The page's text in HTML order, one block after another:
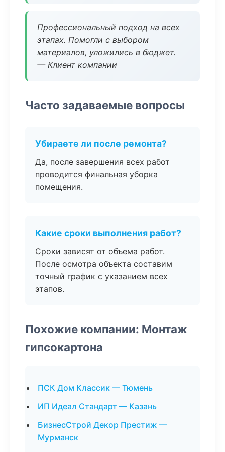
Профессиональный подход на всех
этапах. Помогли с выбором
материалов, уложились в бюджет.
— Клиент компании
Часто задаваемые вопросы
Убираете ли после ремонта?
Да, после завершения всех работ
проводится финальная уборка
помещения.
Какие сроки выполнения работ?
Сроки зависят от объема работ.
После осмотра объекта составим
точный график с указанием всех
этапов.
Похожие компании: Монтаж
гипсокартона
ПСК Дом Классик — Тюмень
ИП Идеал Стандарт — Казань
БизнесСтрой Декор Престиж —
Мурманск